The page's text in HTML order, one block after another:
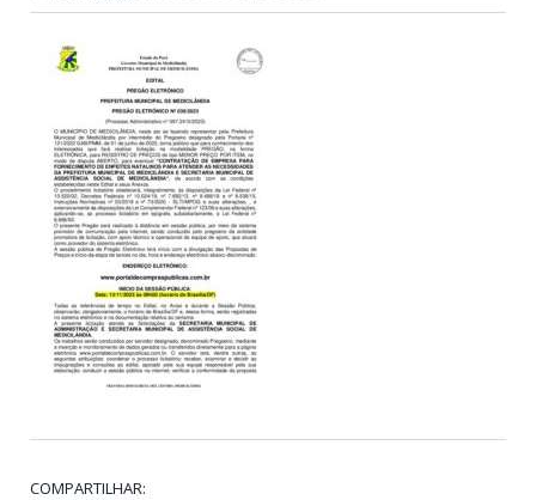
COMPARTILHAR: